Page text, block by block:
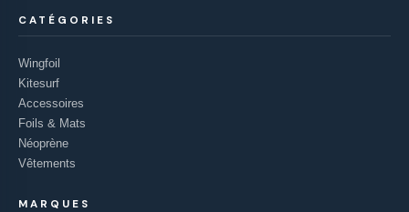
CATÉGORIES
Wingfoil
Kitesurf
Accessoires
Foils & Mats
Néoprène
Vêtements
MARQUES